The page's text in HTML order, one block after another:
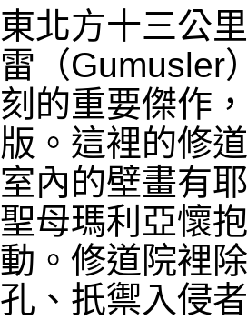
東北方十三公
雷（Gumusler
刻的重要傑作
版。這裡的修
室內的壁畫有
聖母瑪利亞懷
動。修道院裡
孔、扺禦入侵